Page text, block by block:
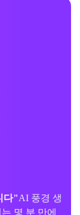
다"AI 풍경 생
몇 분 만에